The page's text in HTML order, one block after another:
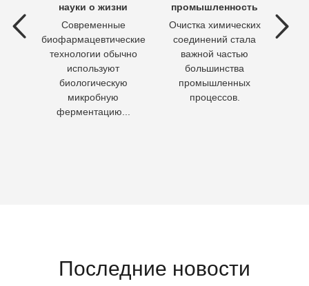
науки о жизни
Современные
биофармацевтические
технологии обычно
используют
биологическую
микробную
ферментацию...
промышленность
Очистка химических
соединений стала
важной частью
большинства
промышленных
процессов.
Последние новости